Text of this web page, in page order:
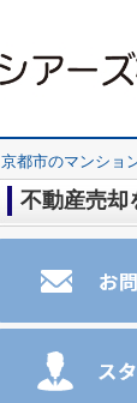
京都市のマンショ
不動産売却